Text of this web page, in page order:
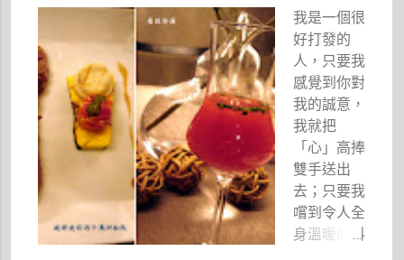
司的資深員
工，每次有
新同事來報
到，潔希卡
都會負責照
顧她們，比
方中午帶她
們去吃飯，
告訴她們哪
裡可以微波
便當……之
是小公主
啊，而堂哥
就是小王
子。
（不過因為
店景都還在
施工中，所
以是到別的
分店拍攝菜
餚），我又
產生了要買
張門票上觀
景台看看的
念頭，不過
就在昨天，
我是一個很
好打發的
人，只要我
感覺到你對
我的誠意，
我就把
「心」高捧
雙手送出
去；只要我
嚐到令人全
身溫暖的料